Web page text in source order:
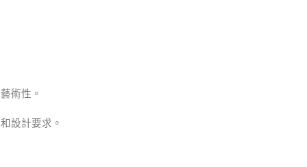
術性。
設計要求。